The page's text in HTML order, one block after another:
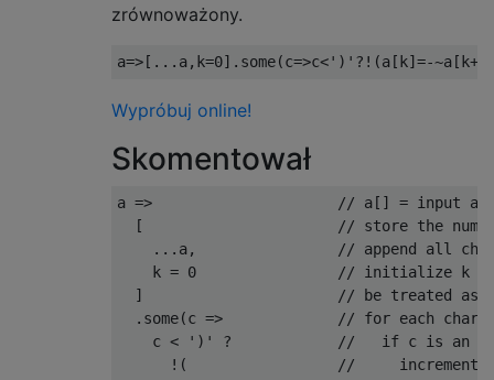
zrównoważony.
a=>[... a, k=0]. some(c=>c<')' ?!(a [ k]=-~a [ k
Wypróbuj online!
Skomentował
a =>
// a[] = input
[
// store the
... a,
// append all
    k
= 0
// initialize k =
]
// be treated as
. some(c =>
// for each
    c
< ')' ?
//   if c is an
!(
//     increment